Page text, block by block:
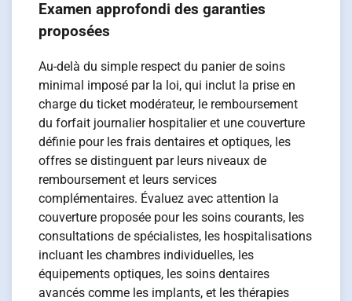
Examen approfondi des garanties
proposées
Au-delà du simple respect du panier de soins
minimal imposé par la loi, qui inclut la prise en
charge du ticket modérateur, le remboursement
du forfait journalier hospitalier et une couverture
définie pour les frais dentaires et optiques, les
offres se distinguent par leurs niveaux de
remboursement et leurs services
complémentaires. Évaluez avec attention la
couverture proposée pour les soins courants, les
consultations de spécialistes, les hospitalisations
incluant les chambres individuelles, les
équipements optiques, les soins dentaires
avancés comme les implants, et les thérapies